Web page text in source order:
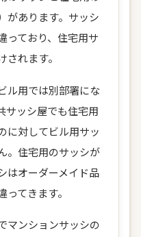
があります。サッシ
っており、住宅用サ
れます。
ル用では別部署にな
サッシ屋でも住宅用
に対してビル用サッ
。住宅用のサッシが
はオーダーメイド品
てきます。
マンションサッシの